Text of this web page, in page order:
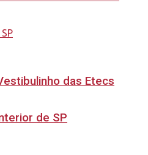
das Etecs
de SP